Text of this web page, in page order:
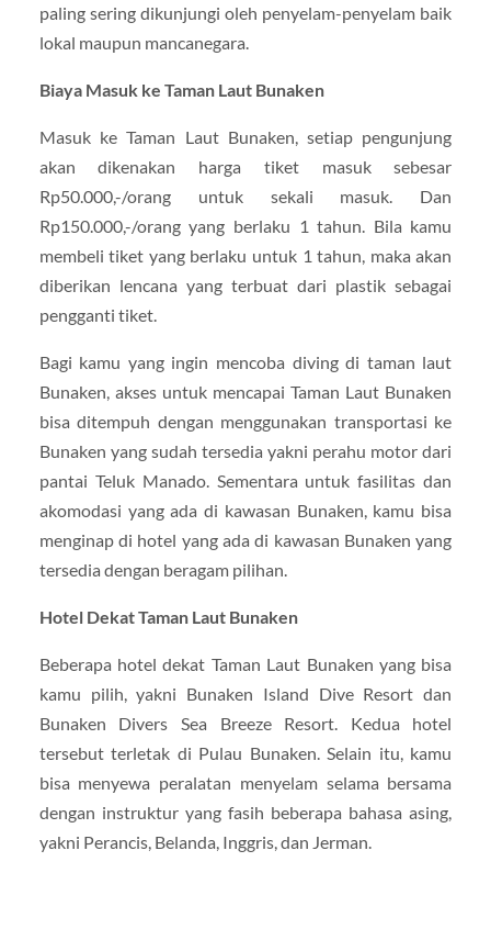
paling sering dikunjungi oleh penyelam-penyelam baik
lokal maupun mancanegara.
Biaya Masuk ke Taman Laut Bunaken
Masuk ke Taman Laut Bunaken, setiap pengunjung
akan dikenakan harga tiket masuk sebesar
Rp50.000,-/orang untuk sekali masuk. Dan
Rp150.000,-/orang yang berlaku 1 tahun. Bila kamu
membeli tiket yang berlaku untuk 1 tahun, maka akan
diberikan lencana yang terbuat dari plastik sebagai
pengganti tiket.
Bagi kamu yang ingin mencoba diving di taman laut
Bunaken, akses untuk mencapai Taman Laut Bunaken
bisa ditempuh dengan menggunakan transportasi ke
Bunaken yang sudah tersedia yakni perahu motor dari
pantai Teluk Manado. Sementara untuk fasilitas dan
akomodasi yang ada di kawasan Bunaken, kamu bisa
menginap di hotel yang ada di kawasan Bunaken yang
tersedia dengan beragam pilihan.
Hotel Dekat Taman Laut Bunaken
Beberapa hotel dekat Taman Laut Bunaken yang bisa
kamu pilih, yakni Bunaken Island Dive Resort dan
Bunaken Divers Sea Breeze Resort. Kedua hotel
tersebut terletak di Pulau Bunaken. Selain itu, kamu
bisa menyewa peralatan menyelam selama bersama
dengan instruktur yang fasih beberapa bahasa asing,
yakni Perancis, Belanda, Inggris, dan Jerman.